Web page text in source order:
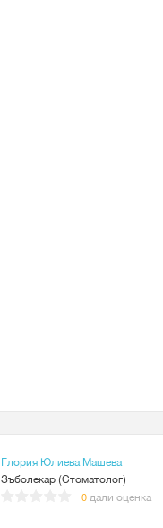
Глория Юлиева Машева
Зъболекар (Стоматолог)
0 дали оценка